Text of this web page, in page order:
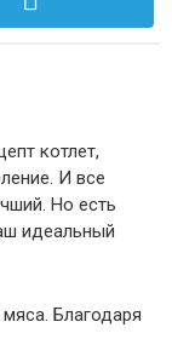
котлет,
И все
Но есть
идеальный
Благодаря